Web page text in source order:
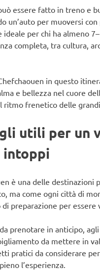
essere fatto in treno e
un’auto per muoversi
ideale per chi ha almeno
completa, tra cultura,
in questo
e bellezza nel cuore
ritmo frenetico delle
utili per un
intoppi
è una delle destinazioni
ma come ogni città di
preparazione per essere
prenotare in anticipo, agli
da mettere in
pratici da considerare
l’esperienza.